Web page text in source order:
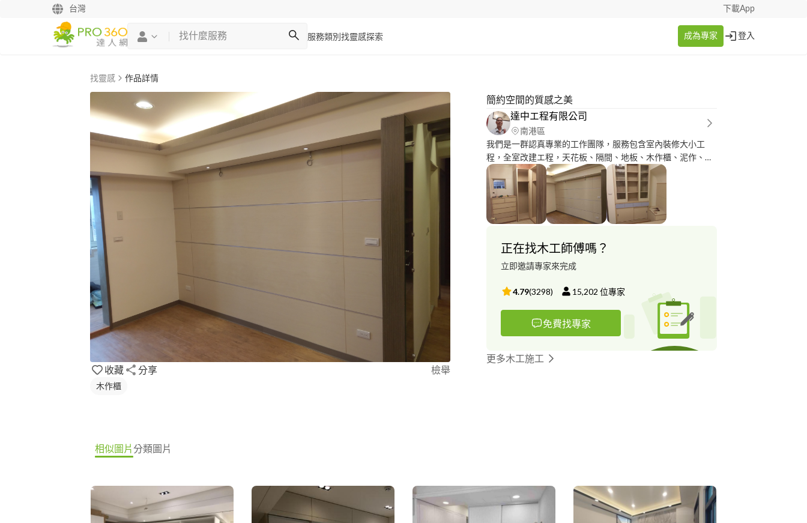
台灣 下載App
服務類別 找靈感探索 成為專家 登入
找靈感 作品詳情
收藏 分享 檢舉
木作櫃
簡約空間的質感之美
達中エ程有限公司
南港區
我們是一群認真專業的工作團隊，服務包含室內裝修大小工
程，全室改建エ程，天花板、隔間、地板、木作櫃、泥作、鋁
窗、水電、油漆、各式エ程施作，我們竭誠為您服務！
正在找木工師傅嗎？
立即邀請專家來完成
4.79(3298) 15,202 位專家
免費找專家
更多木工施工
相似圖片分類圖片